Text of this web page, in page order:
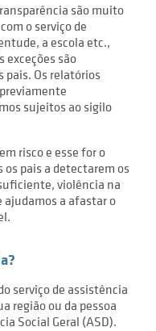
são muito
o serviço de
a escola etc.,
exceções são
pais. Os relatórios
sujeitos ao sigilo
risco e esse for o
pais a detectarem os
violência na
a afastar o
serviço de assistência
região ou da pessoa
Social Geral (ASD).